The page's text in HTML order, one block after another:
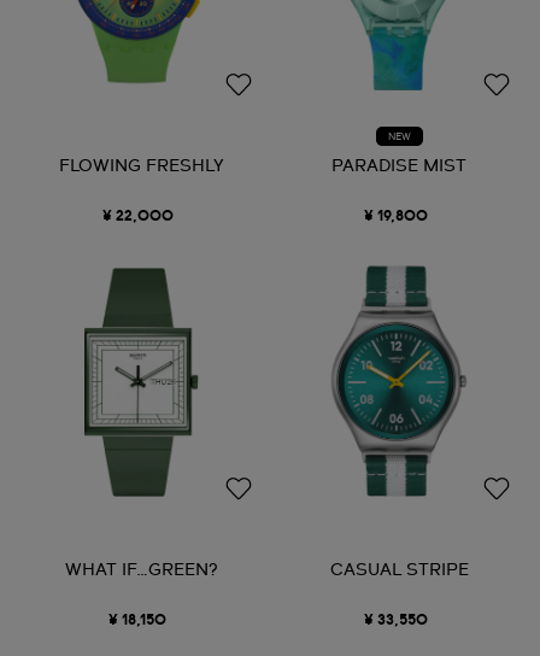
FLOWING FRESHLY
¥ 22,000
NEW
PARADISE MIST
¥ 19,800
WHAT IF…GREEN?
¥ 18,150
CASUAL STRIPE
¥ 33,550